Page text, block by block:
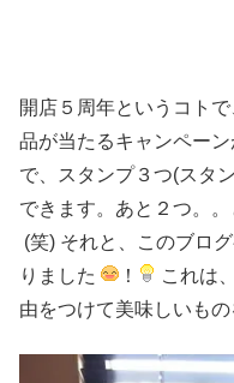
開店５周年というコト
品が当たるキャンペー
で、スタンプ３つ(スタ
できます。あと２つ。
(笑) それと、このブロ
りました
！
これは
由をつけて美味しいもの